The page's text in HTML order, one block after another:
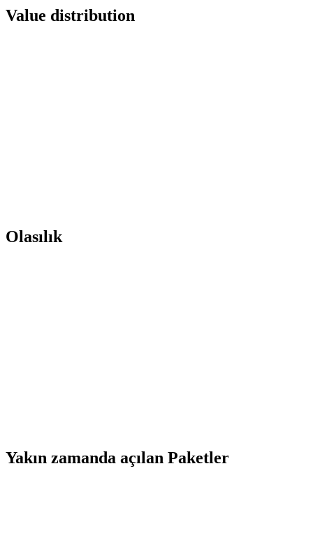
Value distribution
Olasılık
Yakın zamanda açılan Paketler